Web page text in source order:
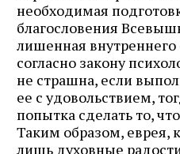
необходимая
благословения
лишенная
согласно закону
не страшна, если
ее с удовольствием,
попытка сделать то,
Таким образом, еврея,
лишь духовные